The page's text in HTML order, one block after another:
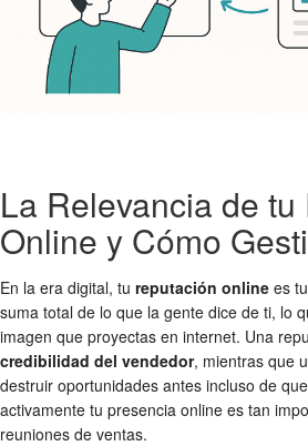
La Relevancia de
Online y Cómo
En la era digital, tu reputación online es
suma total de lo que la gente dice de ti, lo
imagen que proyectas en internet. Una
credibilidad del vendedor, mientras que
destruir oportunidades antes incluso de
activamente tu presencia online es tan
reuniones de ventas.